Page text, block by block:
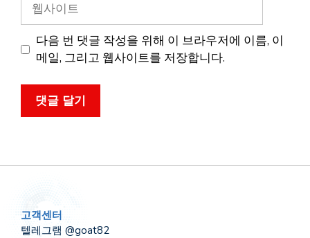
트
다음 번 댓글 작성을 위해 이 브라우저에 이름, 이
메일, 그리고 웹사이트를 저장합니다.
고객센터
텔레그램 @goat82